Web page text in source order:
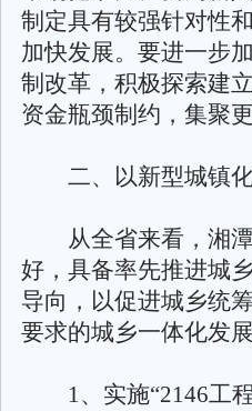
制定具有较强针对性
加快发展。要进一步
制改革，积极探索建
资金瓶颈制约，集聚
二、以新型城镇化
从全省来看，湘潭
好，具备率先推进城
导向，以促进城乡统
要求的城乡一体化发展
1、实施“2146工程